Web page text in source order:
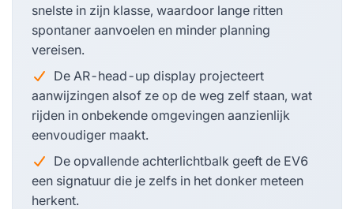
snelste in zijn klasse, waardoor lange ritten
spontaner aanvoelen en minder planning
vereisen.
De AR-head-up display projecteert
aanwijzingen alsof ze op de weg zelf staan, wat
rijden in onbekende omgevingen aanzienlijk
eenvoudiger maakt.
De opvallende achterlichtbalk geeft de EV6
een signatuur die je zelfs in het donker meteen
herkent.